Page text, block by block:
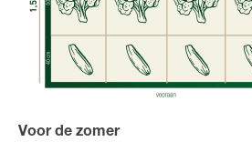
Voor de zomer